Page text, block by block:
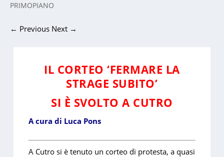
PRIMOPIANO
← Previous Next →
IL CORTEO ‘FERMARE LA
STRAGE SUBITO’
SI È SVOLTO A CUTRO
A cura di Luca Pons
A Cutro si è tenuto un corteo di protesta, a quasi